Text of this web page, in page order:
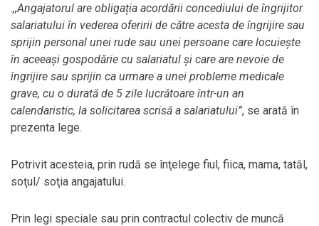
.,,Angajatorul are obligația acordării concediului de îngrijitor
salariatului în vederea oferirii de către acesta de îngrijire sau
sprijin personal unei rude sau unei persoane care locuiește
în aceeași gospodărie cu salariatul și care are nevoie de
îngrijire sau sprijin ca urmare a unei probleme medicale
grave, cu o durată de 5 zile lucrătoare într-un an
calendaristic, la solicitarea scrisă a salariatului”, se arată în
prezenta lege.
Potrivit acesteia, prin rudă se înţelege fiul, fiica, mama, tatăl,
soţul/ soţia angajatului.
Prin legi speciale sau prin contractul colectiv de muncă